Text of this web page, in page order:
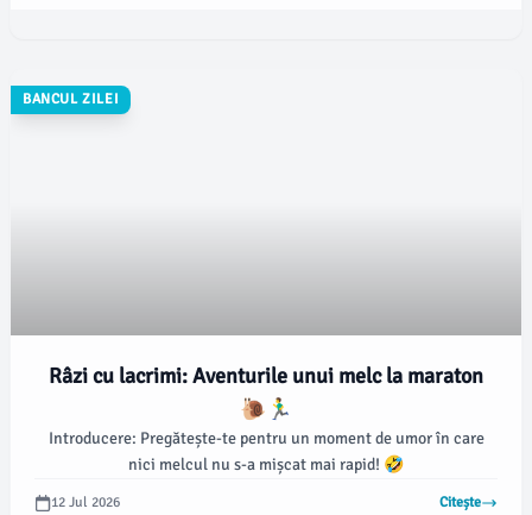
BANCUL ZILEI
Râzi cu lacrimi: Aventurile unui melc la maraton
🐌🏃‍♂️
Introducere: Pregătește-te pentru un moment de umor în care
nici melcul nu s-a mișcat mai rapid! 🤣
12 Jul 2026 Citește